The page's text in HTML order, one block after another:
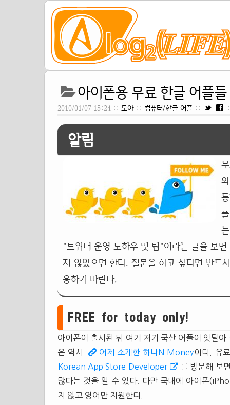
아이폰용 무료 한글 어플
2010/01/07 15:24 :: 도아 :: 컴퓨터/한글 어플 ::
알림
"트위터 운영 노하우 및 팁"이라는 글을 보
지 않았으면 한다. 질문을 하고 싶다면 반드
용하기 바란다.
FREE for today only!
아이폰이 출시된 뒤 여기 저기 국산 어플이 잇달
은 역시
어제 소개한 하나N Money이다. 유
Korean App Store Developer
를 방문해 보
많다는 것을 알 수 있다. 다만 국내에 아이폰
지 않고 영어만 지원한다.